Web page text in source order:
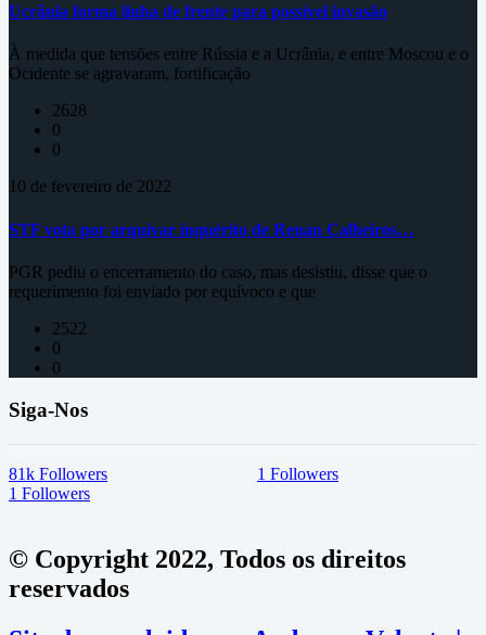
Ucrânia forma linha de frente para possível invasão
À medida que tensões entre Rússia e a Ucrânia, e entre Moscou e o
Ocidente se agravaram, fortificação
2628
0
0
10 de fevereiro de 2022
STF vota por arquivar inquérito de Renan Calheiros…
PGR pediu o encerramento do caso, mas desistiu, disse que o
requerimento foi enviado por equívoco e que
2522
0
0
Siga-Nos
81k Followers 1 Followers
1 Followers
© Copyright 2022, Todos os direitos
reservados